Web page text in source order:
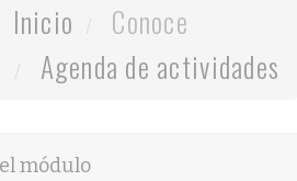
Inicio
Conoce
Agenda de actividades